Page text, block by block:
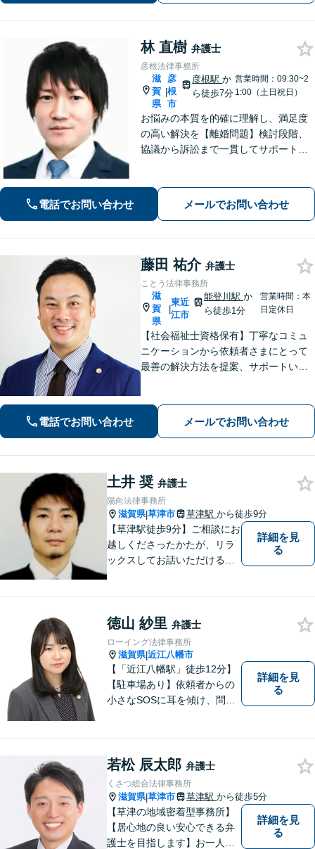
林 直樹 弁護士
彦根法律事務所
滋
賀
県
|
彦
根
市
彦根駅か
ら徒歩7分
営業時間：09:30~2
1:00（土日祝日）
お悩みの本質を的確に理解し、満足度
の高い解決を【離婚問題】検討段階、
協議から訴訟まで一貫してサポート
求など幅広く対応【オンライン面談】
【彦根駅7分】
電話でお問い合わせ メールでお問い合わせ
藤田 祐介 弁護士
ことう法律事務所
滋
賀
県
|
東近
江市
能登川駅か
ら徒歩1分
営業時間：本
日定休日
【社会福祉士資格保有】丁寧なコミュ
ニケーションから依頼者さまにとって
最善の解決方法を提案、サポートいた
福祉や医療と連携し垣根を超えて解決
へと導きます。【休日、夜間対応可
電話でお問い合わせ メールでお問い合わせ
土井 奨 弁護士
陽向法律事務所
滋賀県|草津市 草津駅 から徒歩9分
【草津駅徒歩9分】ご相談にお
越しくださったかたが、リラ
ックスしてお話いただけるよ
です。 ご相談を躊躇われてい
る方もお気軽に、ご相談にい
らしてください。
詳細を見
る
徳山 紗里 弁護士
ローイング法律事務所
滋賀県|近江八幡市
【「近江八幡駅」徒歩12分】
【駐車場あり】依頼者からの
小さなSOSに耳を傾け、問題
相談ください。
詳細を見
る
若松 辰太郎 弁護士
くさつ総合法律事務所
滋賀県|草津市 草津駅 から徒歩5分
【草津の地域密着型事務所】
【居心地の良い安心できる弁
護士を目指します】お一人お
詳細を見
る